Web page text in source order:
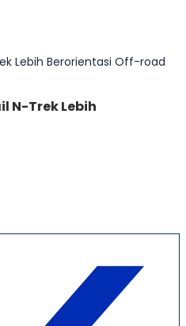
Lebih Berorientasi Off-road
N-Trek Lebih